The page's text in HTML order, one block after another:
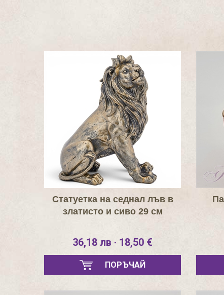
Статуетка на седнал лъв в
златисто и сиво 29 см
36,18 лв · 18,50 €
ПОРЪЧАЙ